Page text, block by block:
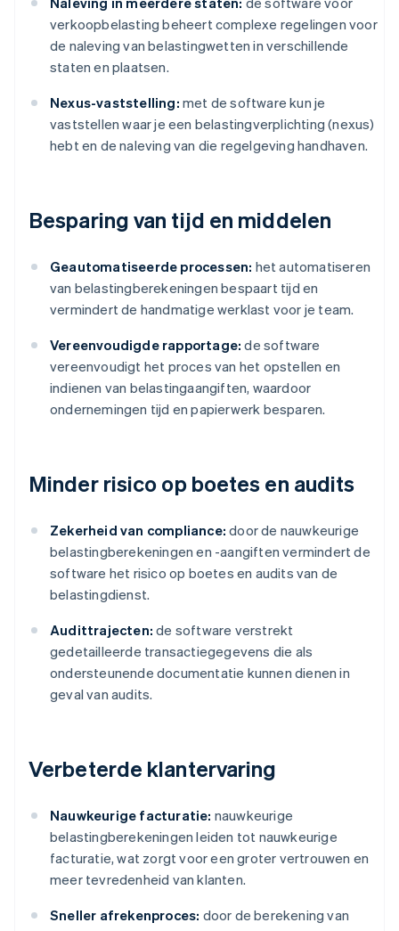
verkoopbelasting beheert complexe regelingen voor
de naleving van belastingwetten in verschillende
staten en plaatsen.
Nexus-vaststelling: met de software kun je
vaststellen waar je een belastingverplichting (nexus)
hebt en de naleving van die regelgeving handhaven.
Besparing van tijd en middelen
Geautomatiseerde processen: het automatiseren
van belastingberekeningen bespaart tijd en
vermindert de handmatige werklast voor je team.
Vereenvoudigde rapportage: de software
vereenvoudigt het proces van het opstellen en
indienen van belastingaangiften, waardoor
ondernemingen tijd en papierwerk besparen.
Minder risico op boetes en audits
Zekerheid van compliance: door de nauwkeurige
belastingberekeningen en -aangiften vermindert de
software het risico op boetes en audits van de
belastingdienst.
Audittrajecten: de software verstrekt
gedetailleerde transactiegegevens die als
ondersteunende documentatie kunnen dienen in
geval van audits.
Verbeterde klantervaring
Nauwkeurige facturatie: nauwkeurige
belastingberekeningen leiden tot nauwkeurige
facturatie, wat zorgt voor een groter vertrouwen en
meer tevredenheid van klanten.
Sneller afrekenproces: door de berekening van